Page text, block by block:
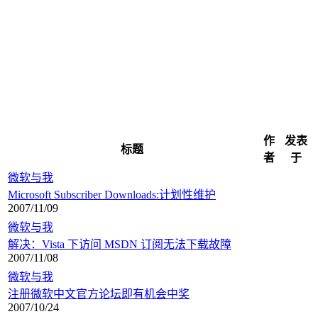
标题
作
者
发表
于
微软与我
Microsoft Subscriber Downloads:计划性维护
2007/11/09
微软与我
解决：Vista 下访问 MSDN 订阅无法下载故障
2007/11/08
微软与我
注册微软中文官方论坛即有机会中奖
2007/10/24